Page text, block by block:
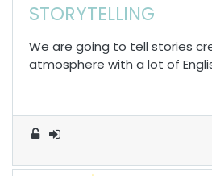
STORYTELLING
We are going to tell stories
atmosphere with a lot of